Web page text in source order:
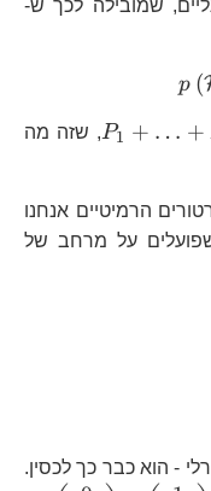
שמובילה לכך ש-
p (
P1 + … +
, שזה מה
הרמיטיים אנחנו
שפועלים על מרחב של
Z
- הוא כבר כך לכסין.